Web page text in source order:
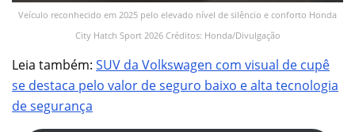
Veículo reconhecido em 2025 pelo elevado nível de silêncio e conforto Honda
City Hatch Sport 2026 Créditos: Honda/Divulgação
Leia também: SUV da Volkswagen com visual de cupê
se destaca pelo valor de seguro baixo e alta tecnologia
de segurança